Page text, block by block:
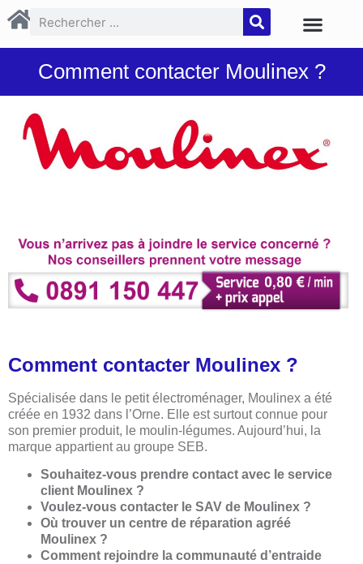
Comment contacter Moulinex ?
Comment contacter Moulinex ?
Spécialisée dans le petit électroménager, Moulinex a été
créée en 1932 dans l’Orne. Elle est surtout connue pour
son premier produit, le moulin-légumes. Aujourd’hui, la
marque appartient au groupe SEB.
Souhaitez-vous prendre contact avec le service
client Moulinex ?
Voulez-vous contacter le SAV de Moulinex ?
Où trouver un centre de réparation agréé
Moulinex ?
Comment rejoindre la communauté d’entraide